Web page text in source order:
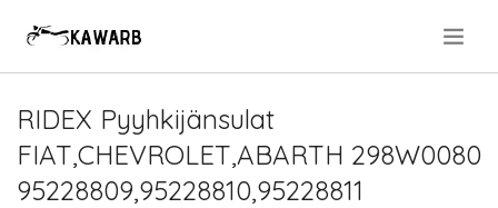
RIDEX Pyyhkijänsulat
FIAT,CHEVROLET,ABARTH 298W0080
95228809,95228810,95228811